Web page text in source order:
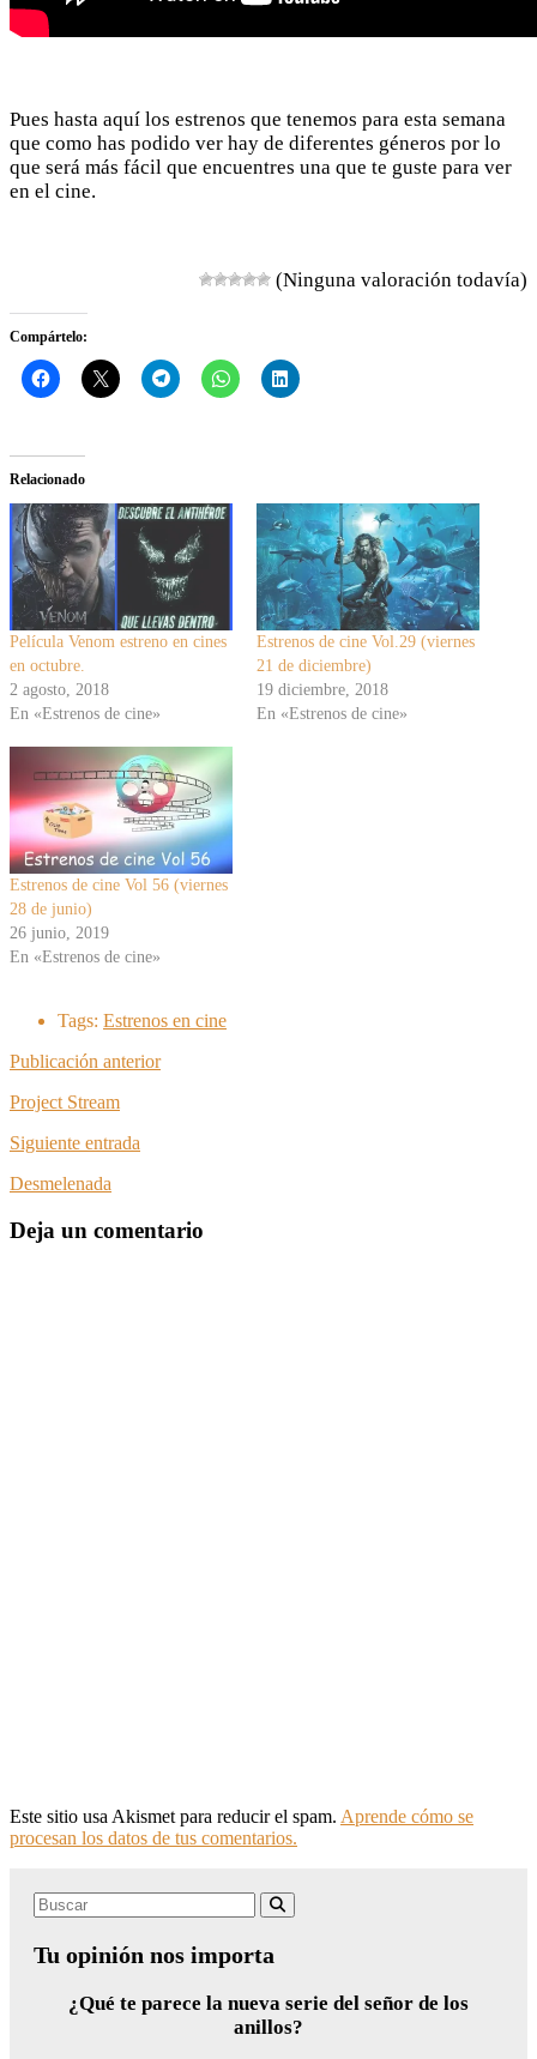
Pues hasta aquí los estrenos que tenemos para esta semana
que como has podido ver hay de diferentes géneros por lo
que será más fácil que encuentres una que te guste para ver
en el cine.
(Ninguna valoración todavía)
Compártelo:
Relacionado
Película Venom estreno en cines
en octubre.
2 agosto, 2018
En «Estrenos de cine»
Estrenos de cine Vol.29 (viernes
21 de diciembre)
19 diciembre, 2018
En «Estrenos de cine»
Estrenos de cine Vol 56 (viernes
28 de junio)
26 junio, 2019
En «Estrenos de cine»
Tags: Estrenos en cine
Publicación anterior
Project Stream
Siguiente entrada
Desmelenada
Deja un comentario
Este sitio usa Akismet para reducir el spam. Aprende cómo se
procesan los datos de tus comentarios.
Search
Tu opinión nos importa
¿Qué te parece la nueva serie del señor de los
anillos?